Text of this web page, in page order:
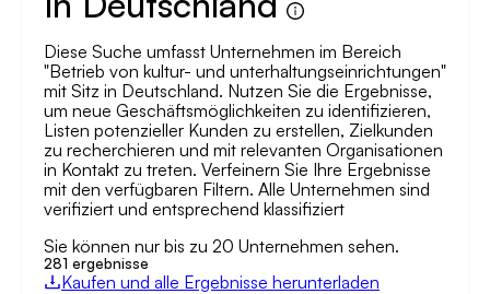
Diese Suche umfasst Unternehmen im Bereich
"Betrieb von kultur- und unterhaltungseinrichtungen"
mit Sitz in Deutschland. Nutzen Sie die Ergebnisse,
um neue Geschäftsmöglichkeiten zu identifizieren,
Listen potenzieller Kunden zu erstellen, Zielkunden
zu recherchieren und mit relevanten Organisationen
in Kontakt zu treten. Verfeinern Sie Ihre Ergebnisse
mit den verfügbaren Filtern. Alle Unternehmen sind
verifiziert und entsprechend klassifiziert
Sie können nur bis zu 20 Unternehmen sehen.
281 ergebnisse
Kaufen und alle Ergebnisse herunterladen